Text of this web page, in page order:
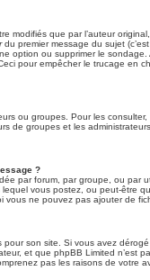
modifiés que par l’auteur
du premier message du sujet
option ou supprimer le
pour empêcher le trucage en
ou groupes. Pour les
de groupes et les
?
par forum, par groupe, ou par
vous postez, ou peut-être
vous ne pouvez pas ajouter de
son site. Si vous avez
et que phpBB Limited n’est
pas les raisons de votre